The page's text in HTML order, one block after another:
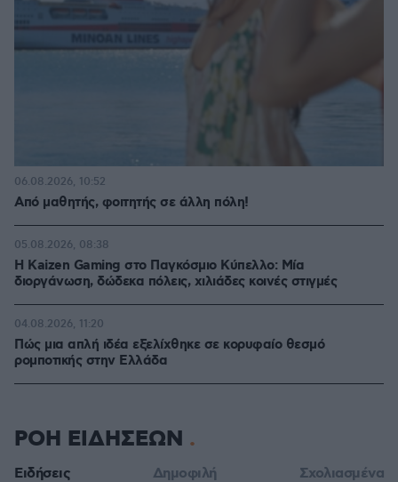
Από μαθητής, φοιτητής σε άλλη πόλη!
06.08.2026, 10:52
H Kaizen Gaming στο Παγκόσμιο Kύπελλο: Μία
διοργάνωση, δώδεκα πόλεις, χιλιάδες κοινές στιγμές
05.08.2026, 08:38
Πώς μια απλή ιδέα εξελίχθηκε σε κορυφαίο θεσμό
ρομποτικής στην Ελλάδα
04.08.2026, 11:20
ΡΟΗ ΕΙΔΗΣΕΩΝ
Ειδήσεις Δημοφιλή Σχολιασμένα